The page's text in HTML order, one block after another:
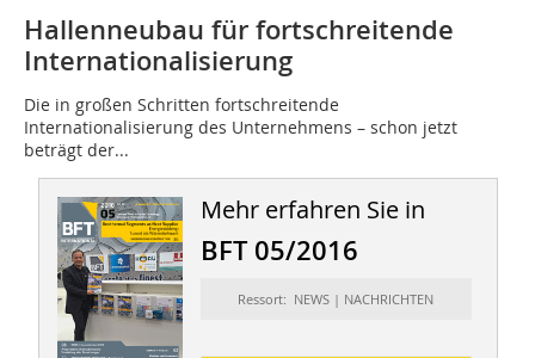
Hallenneubau für fortschreitende
Internationalisierung
Die in großen Schritten fortschreitende
Internationalisierung des Unternehmens – schon jetzt
beträgt der...
Mehr erfahren Sie in
BFT 05/2016
Ressort: NEWS | NACHRICHTEN